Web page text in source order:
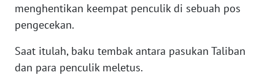
menghentikan keempat penculik di sebuah pos
pengecekan.
Saat itulah, baku tembak antara pasukan Taliban
dan para penculik meletus.
WN
JABAR
WN
BANTEN